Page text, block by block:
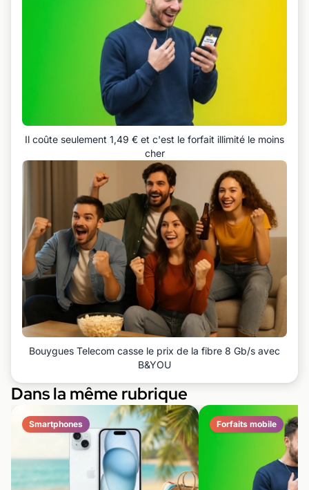
Il coûte seulement 1,49 € et c'est le forfait illimité le moins
cher
Bouygues Telecom casse le prix de la fibre 8 Gb/s avec
B&YOU
Dans la même rubrique
Smartphones Forfaits mobile